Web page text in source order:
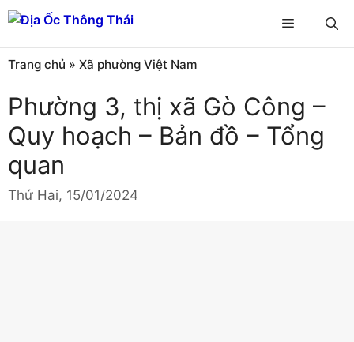
Chuyển
đến
nội
dung
Menu
Trang chủ » Xã phường Việt Nam
Phường 3, thị xã Gò Công –
Quy hoạch – Bản đồ – Tổng
quan
Thứ Hai, 15/01/2024